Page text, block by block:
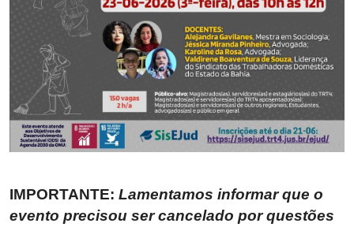
IMPORTANTE: Lamentamos informar que o
evento precisou ser cancelado por questões